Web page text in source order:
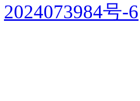
2024073984号-6